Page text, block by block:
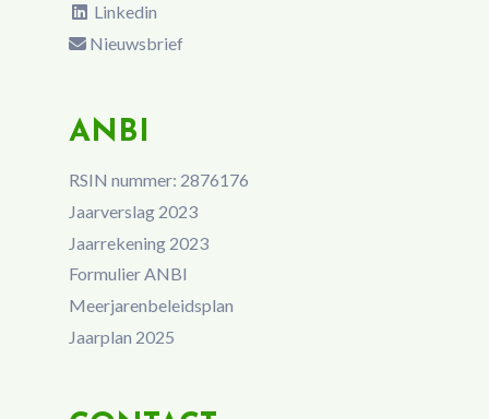
Linkedin
Nieuwsbrief
ANBI
RSIN nummer: 2876176
Jaarverslag 2023
Jaarrekening 2023
Formulier ANBI
Meerjarenbeleidsplan
Jaarplan 2025